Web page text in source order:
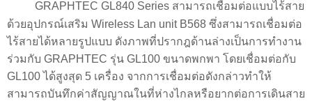
GRAPHTEC GL840 Series สามารถเชื่อมต่อแบบไร้สาย
ด้วยอุปกรณ์เสริม Wireless Lan unit B568 ซึ่งสามารถเชื่อมต่อ
ไร้สายได้หลายรูปแบบ ดังภาพที่ปรากฎด้านล่างเป็นการทำงาน
ร่วมกับ GRAPHTEC รุ่น GL100 ขนาดพกพา โดยเชื่อมต่อกับ
GL100 ได้สูงสุด 5 เครื่อง จากการเชื่อมต่อดังกล่าวทำให้
สามารถบันทึกค่าสัญญาณในที่ห่างไกลหรือยากต่อการเดินสาย